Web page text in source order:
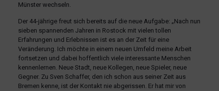
Münster wechseln.
Der 44-jährige freut sich bereits auf die neue Aufgabe: „Nach nun
sieben spannenden Jahren in Rostock mit vielen tollen
Erfahrungen und Erlebnissen ist es an der Zeit für eine
Veränderung. Ich möchte in einem neuen Umfeld meine Arbeit
fortsetzen und dabei hoffentlich viele interessante Menschen
kennenlernen. Neue Stadt, neue Kollegen, neue Spieler, neue
Gegner. Zu Sven Schaffer, den ich schon aus seiner Zeit aus
Bremen kenne, ist der Kontakt nie abgerissen. Er hat mir von